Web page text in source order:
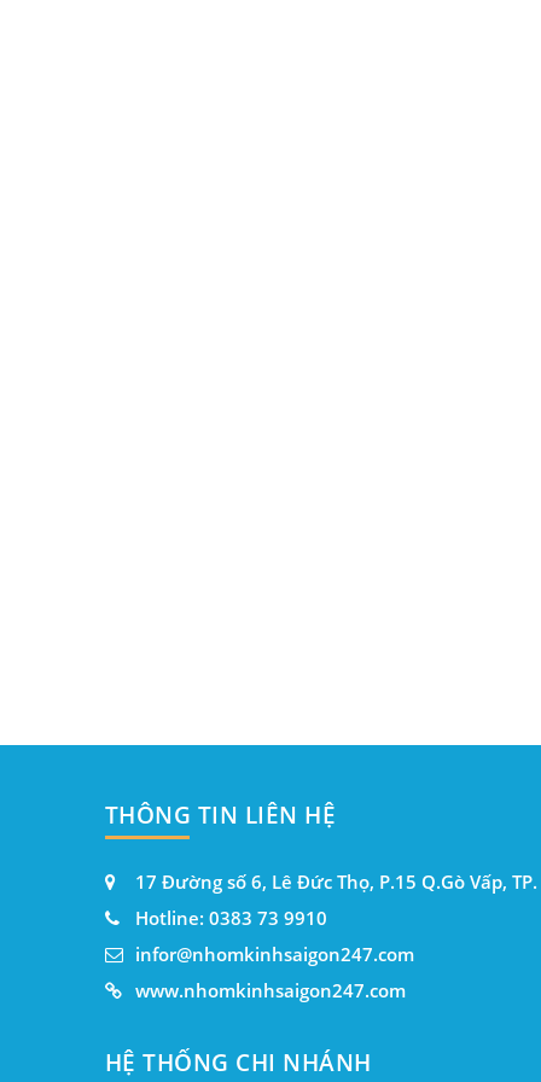
THÔNG TIN LIÊN HỆ
17 Đường số 6, Lê Đức Thọ, P.15 Q.Gò Vấp,
Hotline: 0383 73 9910
infor@nhomkinhsaigon247.com
www.nhomkinhsaigon247.com
HỆ THỐNG CHI NHÁNH